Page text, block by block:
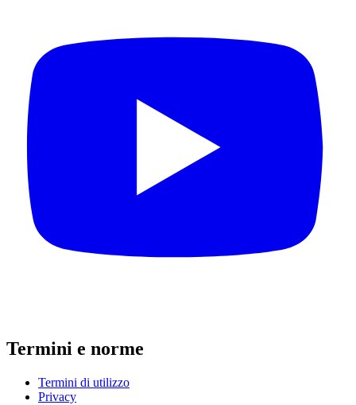
Termini e norme
Termini di utilizzo
Privacy